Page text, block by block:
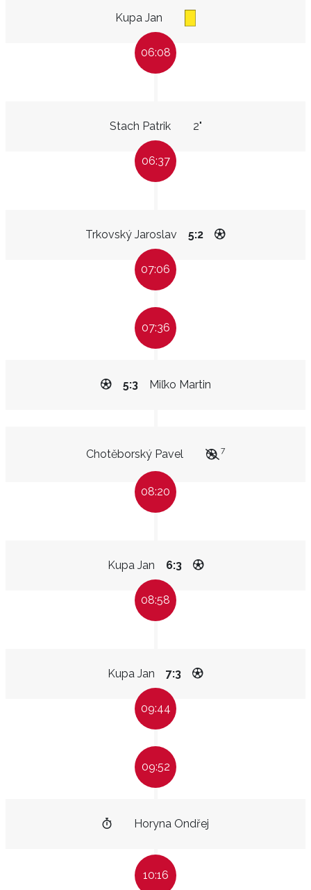
Kupa Jan
06:08
Stach Patrik 2"
06:37
Trkovský Jaroslav 5:2
07:06
07:36
Miľko Martin
5:3
Chotěborský Pavel 7
08:20
Kupa Jan 6:3
08:58
Kupa Jan 7:3
09:44
09:52
Horyna Ondřej
10:16